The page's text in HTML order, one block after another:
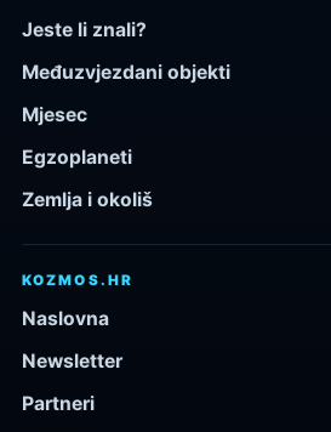
Jeste li znali?
Međuzvjezdani objekti
Mjesec
Egzoplaneti
Zemlja i okoliš
KOZMOS.HR
Naslovna
Newsletter
Partneri